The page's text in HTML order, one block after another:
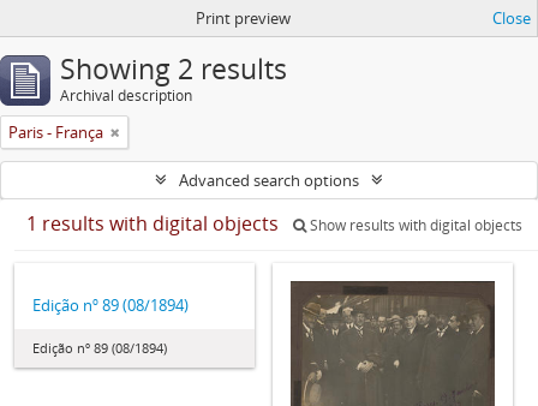
Print preview Close
Showing 2 results
Archival description
Paris - França
Advanced search options
1 results with digital objects Show results with digital objects
Edição nº 89 (08/1894)
Edição nº 89 (08/1894)